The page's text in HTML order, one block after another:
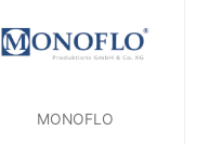
MONOFLO